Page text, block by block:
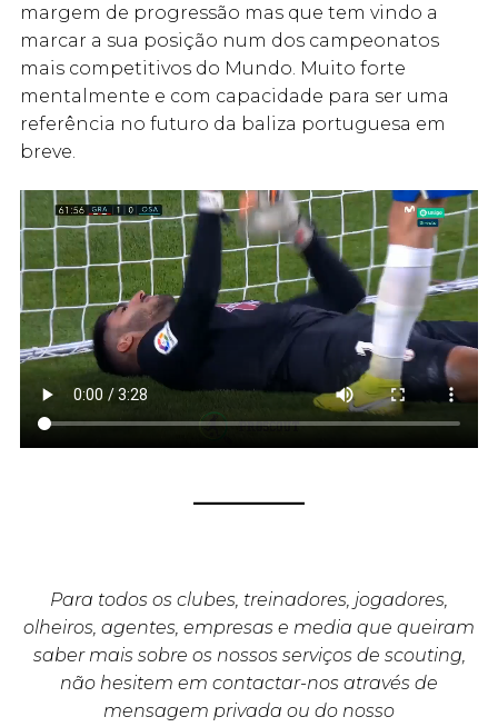
margem de progressão mas que tem vindo a
marcar a sua posição num dos campeonatos
mais competitivos do Mundo. Muito forte
mentalmente e com capacidade para ser uma
referência no futuro da baliza portuguesa em
breve.
Para todos os clubes, treinadores, jogadores,
olheiros, agentes, empresas e media que queiram
saber mais sobre os nossos serviços de scouting,
não hesitem em contactar-nos através de
mensagem privada ou do nosso